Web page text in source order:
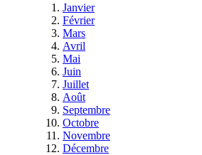
Janvier
Février
Mars
Avril
Mai
Juin
Juillet
Août
Septembre
Octobre
Novembre
Décembre